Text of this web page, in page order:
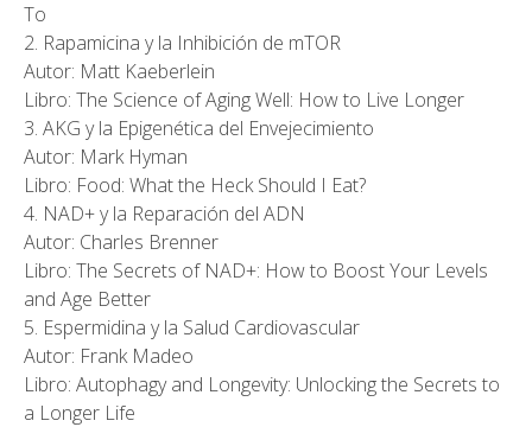
To
2. Rapamicina y la Inhibición de mTOR
Autor: Matt Kaeberlein
Libro: The Science of Aging Well: How to Live Longer
3. AKG y la Epigenética del Envejecimiento
Autor: Mark Hyman
Libro: Food: What the Heck Should I Eat?
4. NAD+ y la Reparación del ADN
Autor: Charles Brenner
Libro: The Secrets of NAD+: How to Boost Your Levels
and Age Better
5. Espermidina y la Salud Cardiovascular
Autor: Frank Madeo
Libro: Autophagy and Longevity: Unlocking the Secrets to
a Longer Life